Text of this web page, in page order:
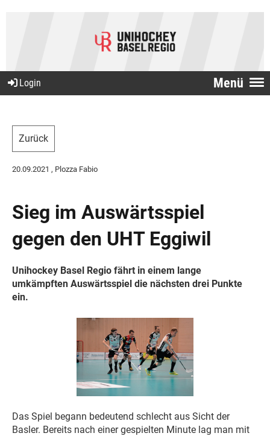
Menü
Login
Zurück
20.09.2021 , Plozza Fabio
Sieg im Auswärtsspiel
gegen den UHT Eggiwil
Unihockey Basel Regio fährt in einem lange
umkämpften Auswärtsspiel die nächsten drei Punkte
ein.
Das Spiel begann bedeutend schlecht aus Sicht der
Basler. Bereits nach einer gespielten Minute lag man mit